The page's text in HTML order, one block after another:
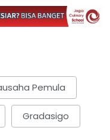
Pemula
Gradasigo